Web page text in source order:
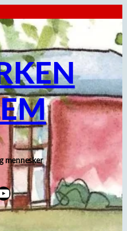
mennesker